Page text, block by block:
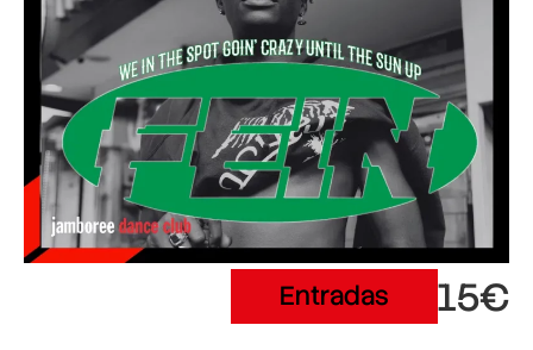
Entradas 15€